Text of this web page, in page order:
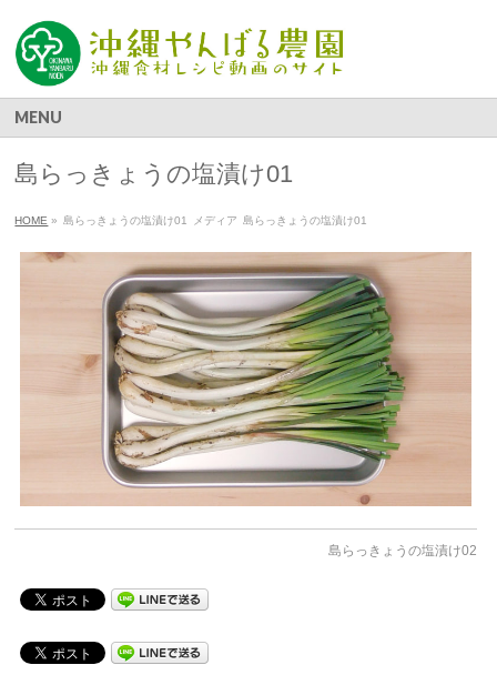
MENU
島らっきょうの塩漬け01
HOME » 島らっきょうの塩漬け01 メディア 島らっきょうの塩漬け01
島らっきょうの塩漬け02